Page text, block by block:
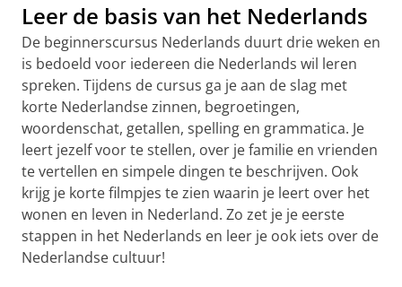
Leer de basis van het Nederlands
De beginnerscursus Nederlands duurt drie weken en
is bedoeld voor iedereen die Nederlands wil leren
spreken. Tijdens de cursus ga je aan de slag met
korte Nederlandse zinnen, begroetingen,
woordenschat, getallen, spelling en grammatica. Je
leert jezelf voor te stellen, over je familie en vrienden
te vertellen en simpele dingen te beschrijven. Ook
krijg je korte filmpjes te zien waarin je leert over het
wonen en leven in Nederland. Zo zet je je eerste
stappen in het Nederlands en leer je ook iets over de
Nederlandse cultuur!